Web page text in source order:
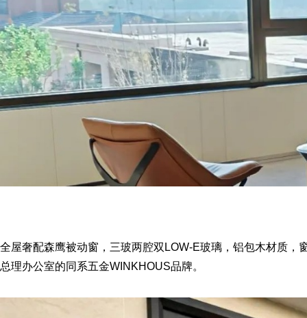
全屋奢配森鹰被动窗，三玻两腔双LOW-E玻璃，铝包木材质
总理办公室的同系五金WINKHOUS品牌。